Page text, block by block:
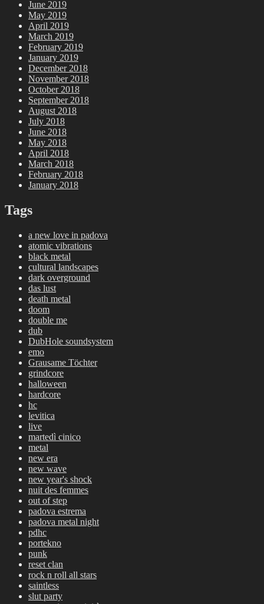
June 2019
May 2019
April 2019
March 2019
February 2019
January 2019
December 2018
November 2018
October 2018
September 2018
August 2018
July 2018
June 2018
May 2018
April 2018
March 2018
February 2018
January 2018
Tags
a new love in padova
atomic vibrations
black metal
cultural landscapes
dark overground
das lust
death metal
doom
double me
dub
DubHole soundsystem
emo
Grausame Töchter
grindcore
halloween
hardcore
hc
levitica
live
martedì cinico
metal
new era
new wave
new year's shock
nuit des femmes
out of step
padova estrema
padova metal night
pdhc
portekno
punk
reset clan
rock n roll all stars
saintless
slut party